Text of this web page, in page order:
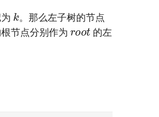
。那么左子树的节点
节点分别作为
root
的左